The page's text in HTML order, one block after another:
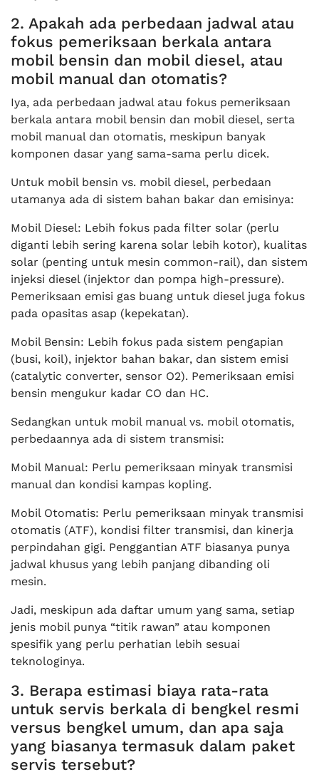
2. Apakah ada perbedaan jadwal atau
fokus pemeriksaan berkala antara
mobil bensin dan mobil diesel, atau
mobil manual dan otomatis?
Iya, ada perbedaan jadwal atau fokus pemeriksaan
berkala antara mobil bensin dan mobil diesel, serta
mobil manual dan otomatis, meskipun banyak
komponen dasar yang sama-sama perlu dicek.
Untuk mobil bensin vs. mobil diesel, perbedaan
utamanya ada di sistem bahan bakar dan emisinya:
Mobil Diesel: Lebih fokus pada filter solar (perlu
diganti lebih sering karena solar lebih kotor), kualitas
solar (penting untuk mesin common-rail), dan sistem
injeksi diesel (injektor dan pompa high-pressure).
Pemeriksaan emisi gas buang untuk diesel juga fokus
pada opasitas asap (kepekatan).
Mobil Bensin: Lebih fokus pada sistem pengapian
(busi, koil), injektor bahan bakar, dan sistem emisi
(catalytic converter, sensor O2). Pemeriksaan emisi
bensin mengukur kadar CO dan HC.
Sedangkan untuk mobil manual vs. mobil otomatis,
perbedaannya ada di sistem transmisi:
Mobil Manual: Perlu pemeriksaan minyak transmisi
manual dan kondisi kampas kopling.
Mobil Otomatis: Perlu pemeriksaan minyak transmisi
otomatis (ATF), kondisi filter transmisi, dan kinerja
perpindahan gigi. Penggantian ATF biasanya punya
jadwal khusus yang lebih panjang dibanding oli
mesin.
Jadi, meskipun ada daftar umum yang sama, setiap
jenis mobil punya “titik rawan” atau komponen
spesifik yang perlu perhatian lebih sesuai
teknologinya.
3. Berapa estimasi biaya rata-rata
untuk servis berkala di bengkel resmi
versus bengkel umum, dan apa saja
yang biasanya termasuk dalam paket
servis tersebut?